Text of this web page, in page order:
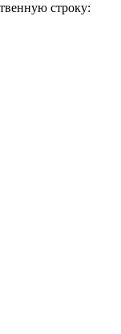
строку: